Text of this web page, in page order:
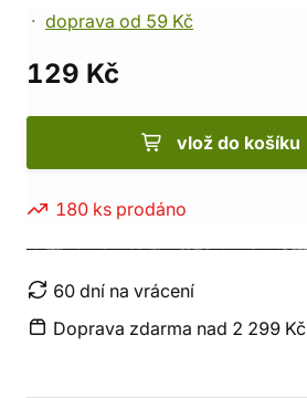
doprava od 59 Kč
129 Kč
vlož do košíku
180 ks prodáno
60 dní na vrácení
Doprava zdarma nad 2 299 Kč